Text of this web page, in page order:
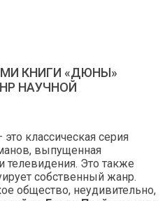
КНИГИ «ДЮНЫ»
НАУЧНОЙ
классическая серия
выпущенная
телевидения. Это также
собственный жанр.
общество, неудивительно,